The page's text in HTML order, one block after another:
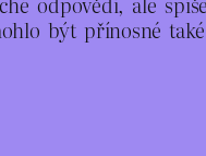
být přínosné